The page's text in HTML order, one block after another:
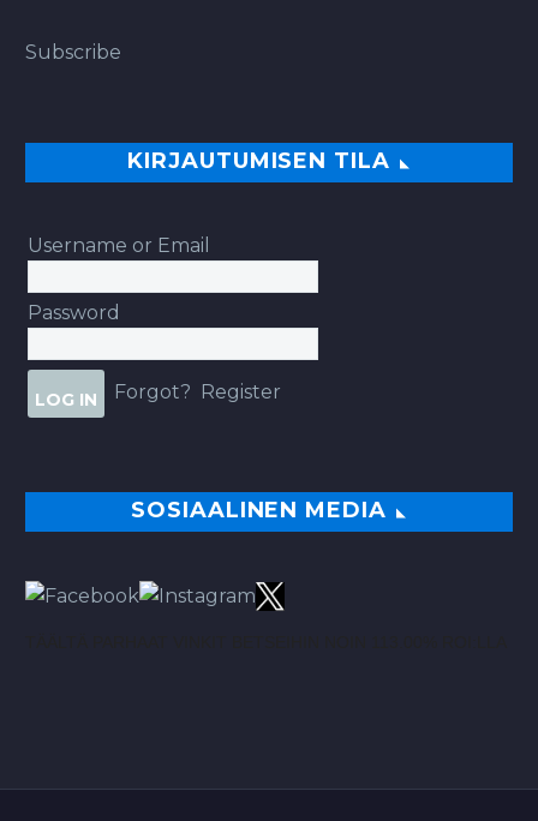
Subscribe
KIRJAUTUMISEN TILA
Username or Email
Password
Forgot? Register
SOSIAALINEN MEDIA